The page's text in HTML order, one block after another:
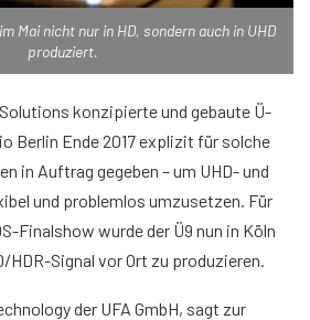
Mai nicht nur in HD, sondern auch in UHD
produziert.
konzipierte und gebaute Ü-
Berlin Ende 2017 explizit für solche
in Auftrag gegeben – um UHD- und
und problemlos umzusetzen. Für
Finalshow wurde der Ü9 nun in Köln
HDR-Signal vor Ort zu produzieren.
der UFA GmbH, sagt zur